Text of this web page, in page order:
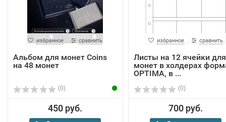
избранное сравнить
Альбом для монет Coins
на 48 монет
(0)
450 руб.
избранное сравнить
Листы на 12 ячейки для
монет в холдерах
OPTIMA, в ...
(0)
700 руб.